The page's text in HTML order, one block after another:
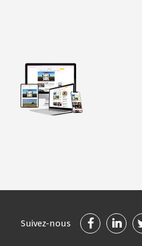
Suivez-nous